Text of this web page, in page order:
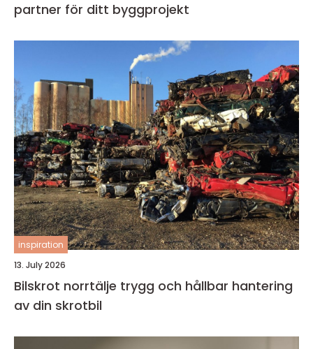
partner för ditt byggprojekt
inspiration
13. July 2026
Bilskrot norrtälje trygg och hållbar hantering
av din skrotbil